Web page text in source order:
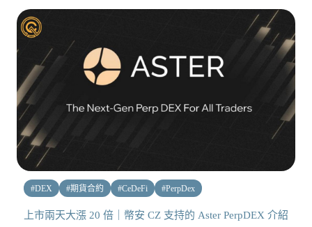
#DEX #期貨合約 #CeDeFi #PerpDex
上市兩天大漲 20 倍｜幣安 CZ 支持的 Aster PerpDEX 介紹